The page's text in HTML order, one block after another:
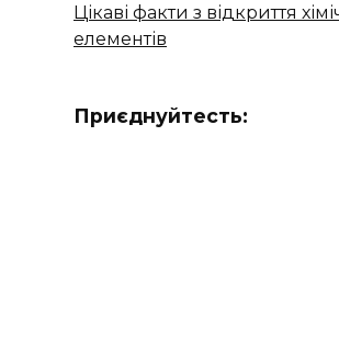
Цікаві факти з відкриття
елементів
Приєднуйтесть: